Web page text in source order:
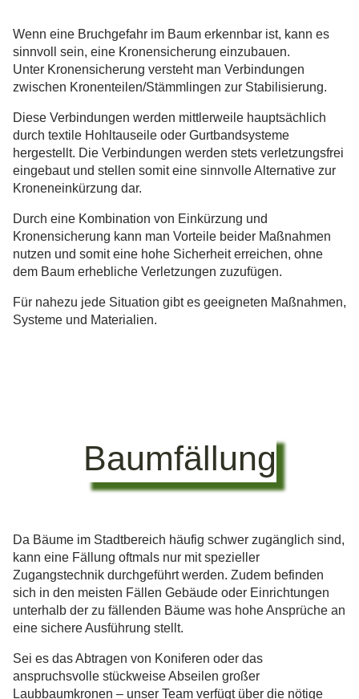
Wenn eine Bruchgefahr im Baum erkennbar ist, kann es
sinnvoll sein, eine Kronensicherung einzubauen.
Unter Kronensicherung versteht man Verbindungen
zwischen Kronenteilen/Stämmlingen zur Stabilisierung.
Diese Verbindungen werden mittlerweile hauptsächlich
durch textile Hohltauseile oder Gurtbandsysteme
hergestellt. Die Verbindungen werden stets verletzungsfrei
eingebaut und stellen somit eine sinnvolle Alternative zur
Kroneneinkürzung dar.
Durch eine Kombination von Einkürzung und
Kronensicherung kann man Vorteile beider Maßnahmen
nutzen und somit eine hohe Sicherheit erreichen, ohne
dem Baum erhebliche Verletzungen zuzufügen.
Für nahezu jede Situation gibt es geeigneten Maßnahmen,
Systeme und Materialien.
Baumfällung
Da Bäume im Stadtbereich häufig schwer zugänglich sind,
kann eine Fällung oftmals nur mit spezieller
Zugangstechnik durchgeführt werden. Zudem befinden
sich in den meisten Fällen Gebäude oder Einrichtungen
unterhalb der zu fällenden Bäume was hohe Ansprüche an
eine sichere Ausführung stellt.
Sei es das Abtragen von Koniferen oder das
anspruchsvolle stückweise Abseilen großer
Laubbaumkronen – unser Team verfügt über die nötige